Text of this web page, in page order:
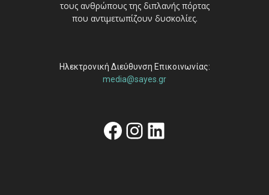
τους ανθρώπους της διπλανής πόρτας
που αντιμετωπίζουν δυσκολίες.
Ηλεκτρονική Διεύθυνση Επικοινωνίας:
media@sayes.gr
Facebook
Instagram
Linkedin